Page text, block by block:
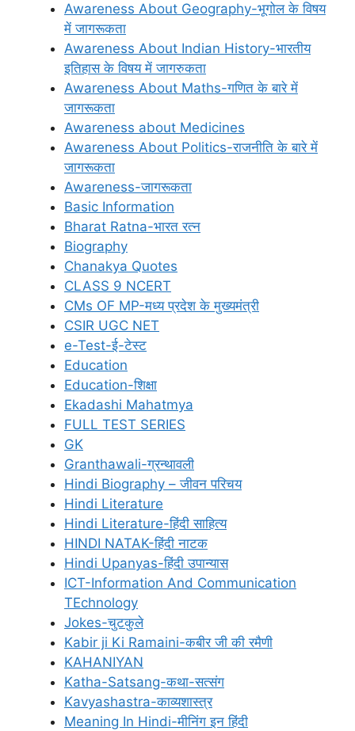
Awareness About Geography-भूगोल के विषय
में जागरूकता
Awareness About Indian History-भारतीय
इतिहास के विषय में जागरुकता
Awareness About Maths-गणित के बारे में
जागरूकता
Awareness about Medicines
Awareness About Politics-राजनीति के बारे में
जागरूकता
Awareness-जागरूकता
Basic Information
Bharat Ratna-भारत रत्न
Biography
Chanakya Quotes
CLASS 9 NCERT
CMs OF MP-मध्य प्रदेश के मुख्यमंत्री
CSIR UGC NET
e-Test-ई-टेस्ट
Education
Education-शिक्षा
Ekadashi Mahatmya
FULL TEST SERIES
GK
Granthawali-ग्रन्थावली
Hindi Biography – जीवन परिचय
Hindi Literature
Hindi Literature-हिंदी साहित्य
HINDI NATAK-हिंदी नाटक
Hindi Upanyas-हिंदी उपान्यास
ICT-Information And Communication
TEchnology
Jokes-चुटकुले
Kabir ji Ki Ramaini-कबीर जी की रमैणी
KAHANIYAN
Katha-Satsang-कथा-सत्संग
Kavyashastra-काव्यशास्त्र
Meaning In Hindi-मीनिंग इन हिंदी